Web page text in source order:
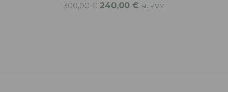
300,00€ 240,00 € su PVM